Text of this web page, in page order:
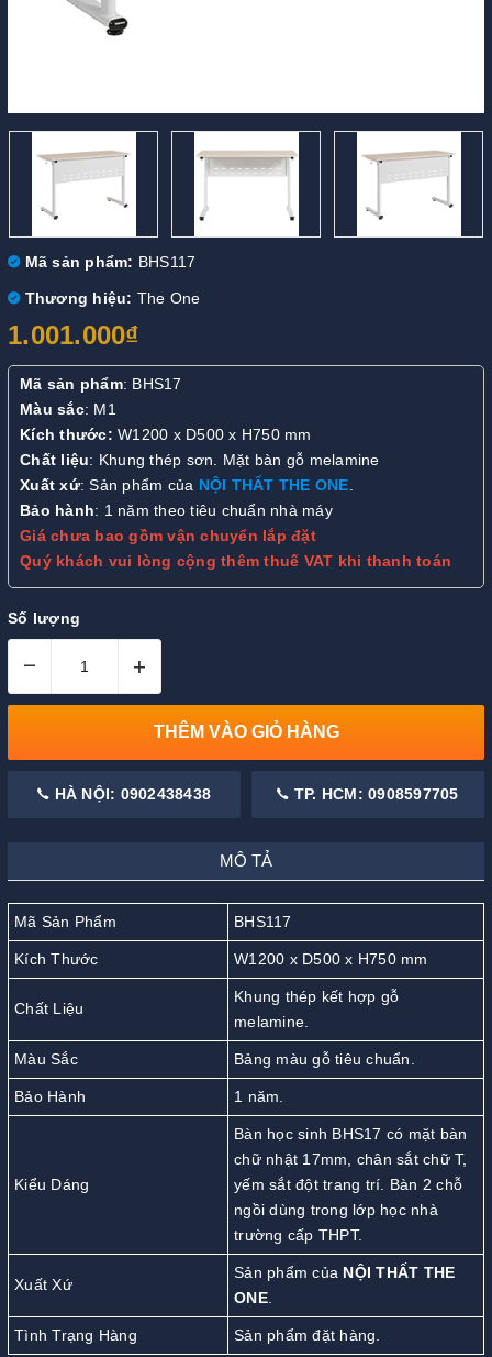
Mã sản phẩm: BHS117
Thương hiệu: The One
1.001.000₫
Mã sản phẩm: BHS17
Màu sắc: M1
Kích thước: W1200 x D500 x H750 mm
Chất liệu: Khung thép sơn. Mặt bàn gỗ melamine
Xuất xứ: Sản phẩm của NỘI THẤT THE ONE.
Bảo hành: 1 năm theo tiêu chuẩn nhà máy
Giá chưa bao gồm vận chuyển lắp đặt
Quý khách vui lòng cộng thêm thuế VAT khi thanh toán
Số lượng
– +
THÊM VÀO GIỎ HÀNG
HÀ NỘI: 0902438438 TP. HCM: 0908597705
MÔ TẢ
Mã Sản Phẩm BHS117
Kích Thước W1200 x D500 x H750 mm
Chất Liệu
Khung thép kết hợp gỗ
melamine.
Màu Sắc Bảng màu gỗ tiêu chuẩn.
Bảo Hành 1 năm.
Kiểu Dáng
Bàn học sinh BHS17 có mặt bàn
chữ nhật 17mm, chân sắt chữ T,
yếm sắt đột trang trí. Bàn 2 chỗ
ngồi dùng trong lớp học nhà
trường cấp THPT.
Xuất Xứ
Sản phẩm của NỘI THẤT THE
ONE.
Tình Trạng Hàng Sản phẩm đặt hàng.